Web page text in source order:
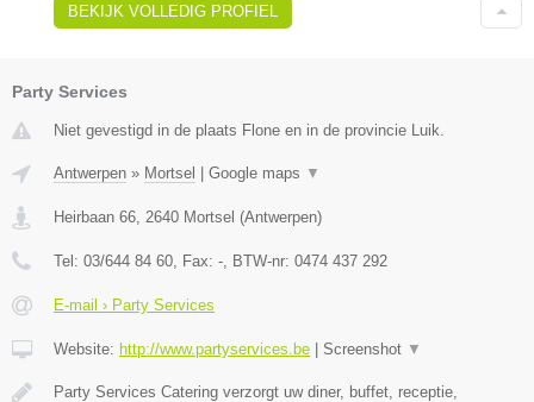
BEKIJK VOLLEDIG PROFIEL
Party Services
Niet gevestigd in de plaats Flone en in de provincie Luik.
Antwerpen » Mortsel | Google maps ▼
Heirbaan 66 2640 Mortsel (Antwerpen)
Tel: 03/644 84 60 , Fax: - , BTW-nr: 0474 437 292
E-mail › Party Services
Website: http://www.partyservices.be | Screenshot ▼
Party Services Catering verzorgt uw diner, buffet, receptie,